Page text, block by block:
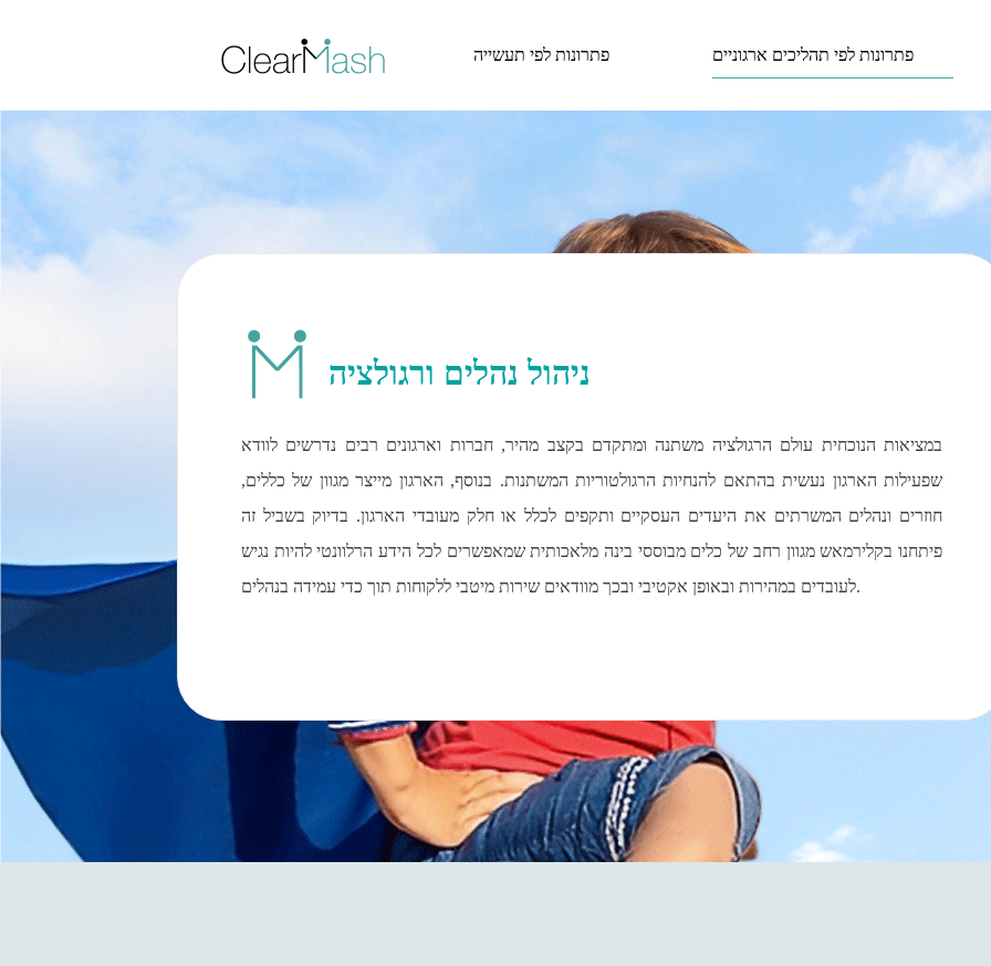
פתרונות לפי תעשייה פתרונות לפי תהליכים ארגוניים
ניהול נהלים ורגולציה
במציאות הנוכחית עולם הרגולציה משתנה ומתקדם בקצב מהיר, חברות וארגונים רבים נדרשים לוודא
שפעילות הארגון נעשית בהתאם להנחיות הרגולטוריות המשתנות. בנוסף, הארגון מייצר מגוון של כללים,
חוזרים ונהלים המשרתים את היעדים העסקיים ותקפים לכלל או חלק מעובדי הארגון. בדיוק בשביל זה
פיתחנו בקלירמאש מגוון רחב של כלים מבוססי בינה מלאכותית שמאפשרים לכל הידע הרלוונטי להיות נגיש
לעובדים במהירות ובאופן אקטיבי ובכך מוודאים שירות מיטבי ללקוחות תוך כדי עמידה בנהלים.